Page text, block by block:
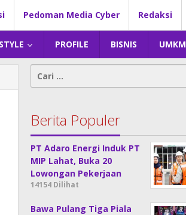
Pedoman Media Cyber Redaksi
PROFILE BISNIS UMKM
Cari
untuk:
Berita Populer
PT Adaro Energi Induk PT
MIP Lahat, Buka 20
Lowongan Pekerjaan
14154 Dilihat
Bawa Pulang Tiga Piala